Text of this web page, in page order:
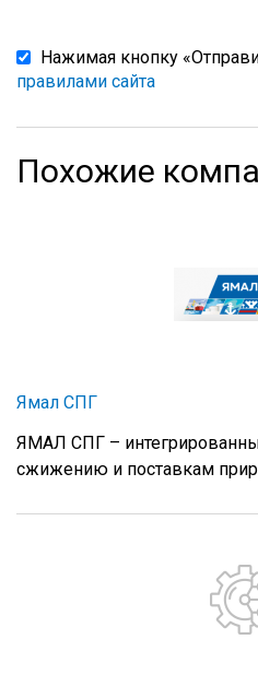
Нажимая кнопку
правилами сайта
Похожие
Ямал СПГ
ЯМАЛ СПГ –
сжижению и поставкам